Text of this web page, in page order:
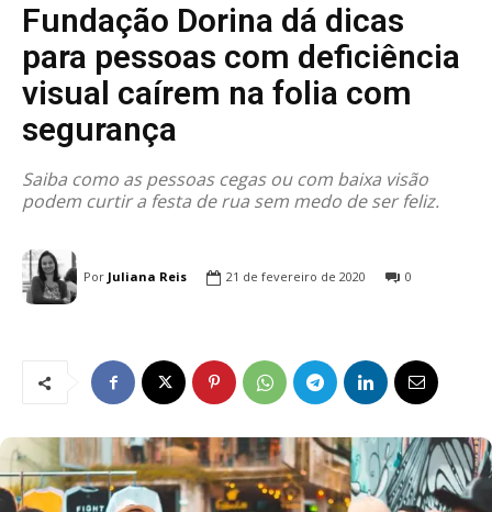
Fundação Dorina dá dicas
para pessoas com deficiência
visual caírem na folia com
segurança
Saiba como as pessoas cegas ou com baixa visão
podem curtir a festa de rua sem medo de ser feliz.
Por Juliana Reis 21 de fevereiro de 2020 0